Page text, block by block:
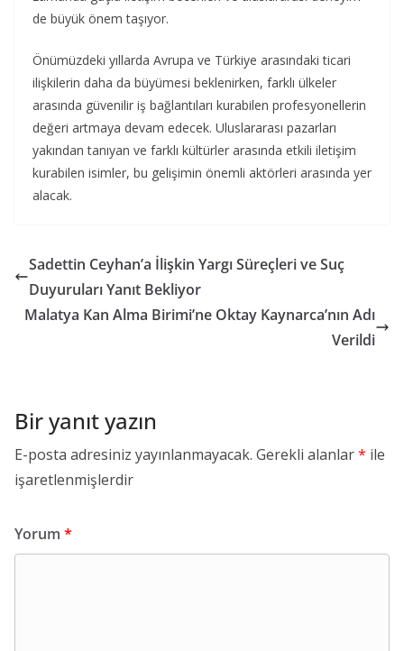
de büyük önem taşıyor.
Önümüzdeki yıllarda Avrupa ve Türkiye arasındaki ticari
ilişkilerin daha da büyümesi beklenirken, farklı ülkeler
arasında güvenilir iş bağlantıları kurabilen profesyonellerin
değeri artmaya devam edecek. Uluslararası pazarları
yakından tanıyan ve farklı kültürler arasında etkili iletişim
kurabilen isimler, bu gelişimin önemli aktörleri arasında yer
alacak.
Sadettin Ceyhan’a İlişkin Yargı Süreçleri ve Suç
Duyuruları Yanıt Bekliyor
Malatya Kan Alma Birimi’ne Oktay Kaynarca’nın Adı
Verildi
Bir yanıt yazın
E-posta adresiniz yayınlanmayacak. Gerekli alanlar* ile
işaretlenmişlerdir
Yorum *